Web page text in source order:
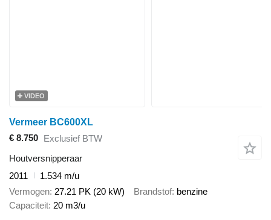
VIDEO
Vermeer BC600XL
€ 8.750 Exclusief BTW
Houtversnipperaar
2011
1.534 m/u
Vermogen 27.21 PK (20 kW) Brandstof benzine
Capaciteit 20 m3/u